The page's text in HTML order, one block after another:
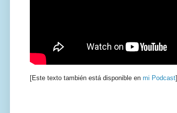
[Este texto también está disponible en mi Podcast]